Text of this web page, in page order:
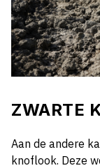
ZWARTE
Aan de andere
knoflook. Deze